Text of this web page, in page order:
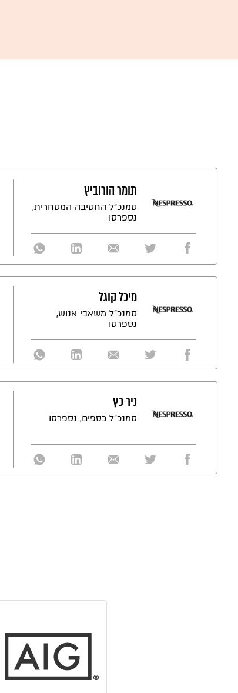
תומר הורוביץ
סמנכ"ל החטיבה המסחרית,
נספרסו
מיכל קוגל
סמנכ"ל משאבי אנוש,
נספרסו
ניר כץ
סמנכ"ל כספים, נספרסו